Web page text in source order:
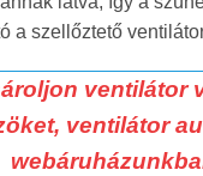
a szellőztető
ventilátor
ventilátor